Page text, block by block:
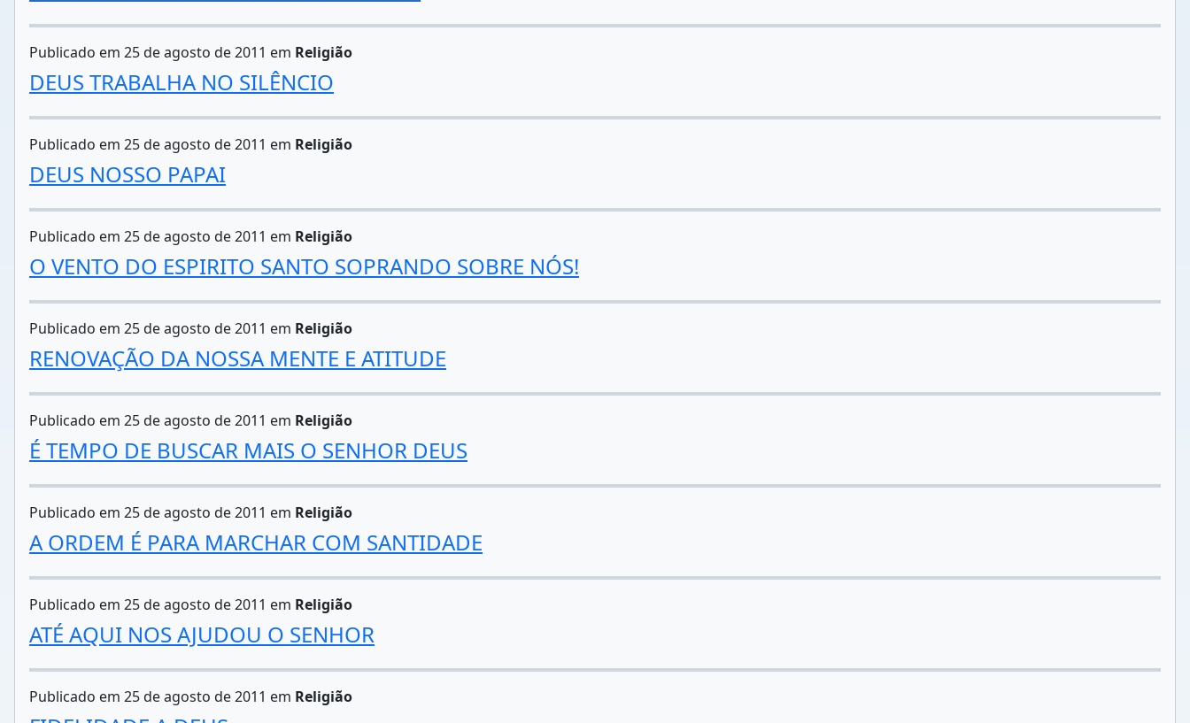
Publicado em 25 de agosto de 2011 em Religião
DEUS TRABALHA NO SILÊNCIO
Publicado em 25 de agosto de 2011 em Religião
DEUS NOSSO PAPAI
Publicado em 25 de agosto de 2011 em Religião
O VENTO DO ESPIRITO SANTO SOPRANDO SOBRE NÓS!
Publicado em 25 de agosto de 2011 em Religião
RENOVAÇÃO DA NOSSA MENTE E ATITUDE
Publicado em 25 de agosto de 2011 em Religião
É TEMPO DE BUSCAR MAIS O SENHOR DEUS
Publicado em 25 de agosto de 2011 em Religião
A ORDEM É PARA MARCHAR COM SANTIDADE
Publicado em 25 de agosto de 2011 em Religião
ATÉ AQUI NOS AJUDOU O SENHOR
Publicado em 25 de agosto de 2011 em Religião